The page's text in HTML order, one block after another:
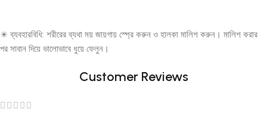
✴️ ব্যবহারবিধি: শরীরের ব্যথা ময় জায়গায় স্প্রে করুন ও হালকা মালিশ করুন। মালিশ করার
পর সাবান দিয়ে ভালোভাবে ধুয়ে ফেলুন।
Customer Reviews